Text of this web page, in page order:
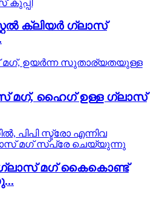
ക്ലിയർ ഗ്ലാസ്
മഗ്, ഹൈഗ് ഉള്ള ഗ്ലാസ്
ഗ്ലാസ് മഗ് കൈകൊണ്ട്